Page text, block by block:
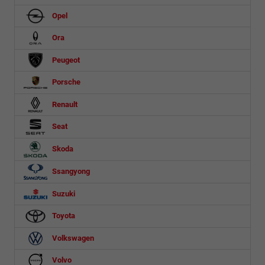
Opel
Ora
Peugeot
Porsche
Renault
Seat
Skoda
Ssangyong
Suzuki
Toyota
Volkswagen
Volvo